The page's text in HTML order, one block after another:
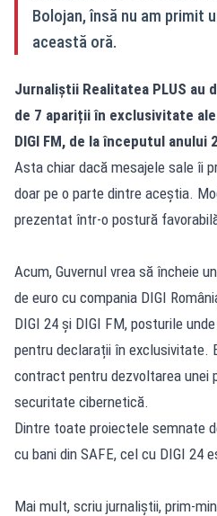
Bolojan, însă nu am primit
această oră.
Jurnaliștii Realitatea PLUS au
de 7 apariții în exclusivitate ale
DIGI FM, de la începutul anului
Asta chiar dacă mesajele sale îi
doar pe o parte dintre aceștia.
prezentat într-o postură
Acum, Guvernul vrea să încheie
de euro cu compania DIGI
DIGI 24 și DIGI FM, posturile
pentru declarații în exclusivitate.
contract pentru dezvoltarea
securitate cibernetică.
Dintre toate proiectele semnate
cu bani din SAFE, cel cu DIGI 24
Mai mult, scriu jurnaliștii, prim-